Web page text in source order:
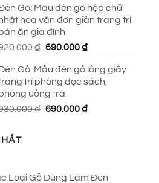
là:
650.000 ₫.
tại
là:
Gỗ: Mẫu đèn gỗ hộp chữ
hoa văn đơn giản trang trí
bàn ăn gia đình
₫ Giá
là:
920.000 ₫.
690.000₫Giá
tại
là:
Gỗ: Mẫu đèn gỗ lồng giấy
trí phòng đọc sách,
uống trà
₫ Giá
690.000₫Giá
Loại Gỗ Dùng Làm Đèn